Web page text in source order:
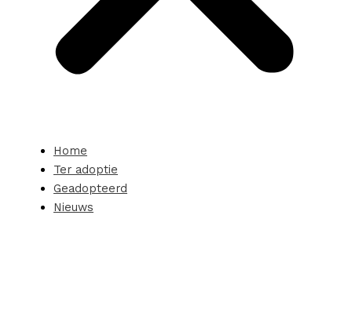
Home
Ter adoptie
Geadopteerd
Nieuws